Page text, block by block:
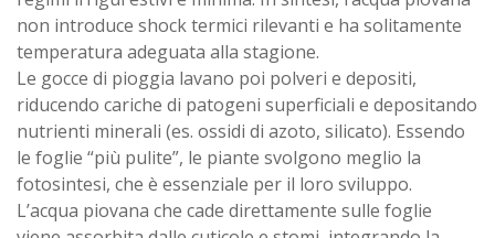
non introduce shock termici rilevanti e ha solitamente
temperatura adeguata alla stagione.
Le gocce di pioggia lavano poi polveri e depositi,
riducendo cariche di patogeni superficiali e depositando
nutrienti minerali (es. ossidi di azoto, silicato). Essendo
le foglie “più pulite”, le piante svolgono meglio la
fotosintesi, che è essenziale per il loro sviluppo.
L’acqua piovana che cade direttamente sulle foglie